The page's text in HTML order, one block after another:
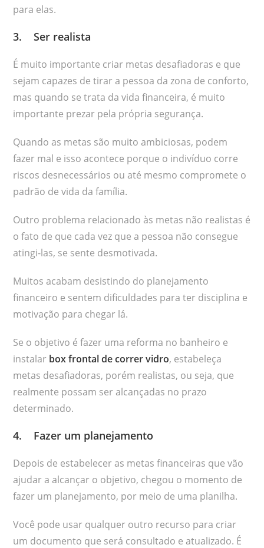
para elas.
3. Ser realista
É muito importante criar metas desafiadoras e que
sejam capazes de tirar a pessoa da zona de conforto,
mas quando se trata da vida financeira, é muito
importante prezar pela própria segurança.
Quando as metas são muito ambiciosas, podem
fazer mal e isso acontece porque o indivíduo corre
riscos desnecessários ou até mesmo compromete o
padrão de vida da família.
Outro problema relacionado às metas não realistas é
o fato de que cada vez que a pessoa não consegue
atingi-las, se sente desmotivada.
Muitos acabam desistindo do planejamento
financeiro e sentem dificuldades para ter disciplina e
motivação para chegar lá.
Se o objetivo é fazer uma reforma no banheiro e
instalar box frontal de correr vidro, estabeleça
metas desafiadoras, porém realistas, ou seja, que
realmente possam ser alcançadas no prazo
determinado.
4. Fazer um planejamento
Depois de estabelecer as metas financeiras que vão
ajudar a alcançar o objetivo, chegou o momento de
fazer um planejamento, por meio de uma planilha.
Você pode usar qualquer outro recurso para criar
um documento que será consultado e atualizado. É